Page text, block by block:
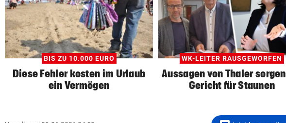
BIS ZU 10.000 EURO
Diese Fehler kosten im Urlaub
ein Vermögen
WK-LEITER RAUSGEWORFEN
Aussagen von Thaler
Gericht für Staunen